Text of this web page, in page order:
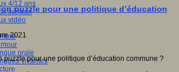
4/12 ans
sérieux
vidéo
orale
vivantes
puzzle pour une politique d’éducation
2021